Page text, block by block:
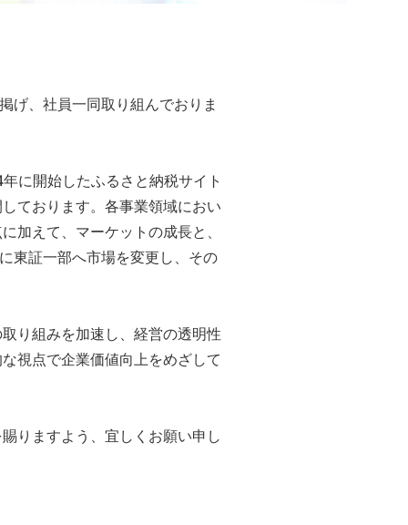
げ、社員一同取り組んでおりま
に開始したふるさと納税サイト
ております。各事業領域におい
加えて、マーケットの成長と、
東証一部へ市場を変更し、その
り組みを加速し、経営の透明性
視点で企業価値向上をめざして
りますよう、宜しくお願い申し